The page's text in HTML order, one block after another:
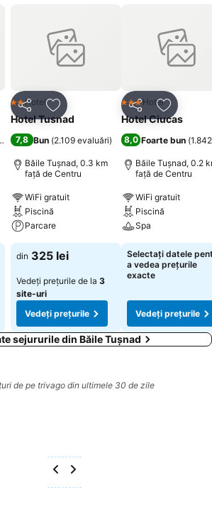
de vedere al calității serviciilor oferite.
și experiențele pozitive pe care le
nostru vor pune O3zone pe topul celor
DistribuițiAdăugaţi la favorite
2 Stele
Hotel
Hotel Tusnad
7,8 Bun (2.109 evaluări)
Băile Tuşnad, 0.3 km
faţă de Centru
WiFi gratuit
Piscină
Parcare
din 325 lei
Vedeți prețurile de la 3
site-uri
Vedeți prețurile
Distribuiți
3 SteleHotel
Hotel Ciucas
8,0 Foarte bun (
Băile Tuşnad, 0.2
faţă de Centru
WiFi gratuit
Piscină
Spa
Selectați datele
a vedea prețurile
exacte
Vedeți prețurile
sejururile din Băile Tuşnad
de pe trivago din ultimele 30 de zile